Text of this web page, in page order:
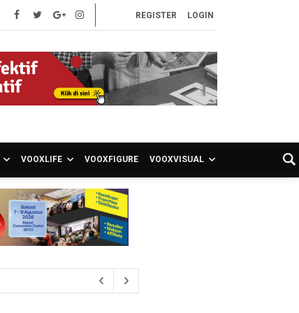
REGISTER LOGIN
VOOXLIFE VOOXFIGURE VOOXVISUAL